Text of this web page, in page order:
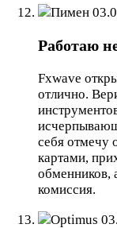
Пимен
Работаю
Fxwave
отлично.
себя отмечу
картами,
обменников,
комиссия.
Optimus